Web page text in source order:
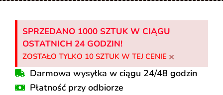
SPRZEDANO 1000 SZTUK W CIĄGU
OSTATNICH 24 GODZIN!
ZOSTAŁO TYLKO 10 SZTUK W TEJ CENIE ×
Darmowa wysyłka w ciągu 24/48 godzin
Płatność przy odbiorze